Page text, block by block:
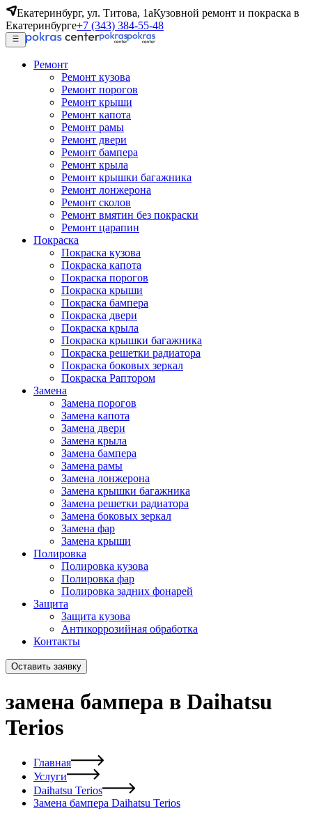
Екатеринбург, ул. Титова, 1аКузовной ремонт и покраска в
Екатеринбурге+7 (343) 384-55-48
Ремонт
Ремонт кузова
Ремонт порогов
Ремонт крыши
Ремонт капота
Ремонт рамы
Ремонт двери
Ремонт бампера
Ремонт крыла
Ремонт крышки багажника
Ремонт лонжерона
Ремонт сколов
Ремонт вмятин без покраски
Ремонт царапин
Покраска
Покраска кузова
Покраска капота
Покраска порогов
Покраска крыши
Покраска бампера
Покраска двери
Покраска крыла
Покраска крышки багажника
Покраска решетки радиатора
Покраска боковых зеркал
Покраска Раптором
Замена
Замена порогов
Замена капота
Замена двери
Замена крыла
Замена бампера
Замена рамы
Замена лонжерона
Замена крышки багажника
Замена решетки радиатора
Замена боковых зеркал
Замена фар
Замена крыши
Полировка
Полировка кузова
Полировка фар
Полировка задних фонарей
Защита
Защита кузова
Антикоррозийная обработка
Контакты
Оставить заявку
замена бампера в Daihatsu
Terios
Главная
Услуги
Daihatsu Terios
Замена бампера Daihatsu Terios